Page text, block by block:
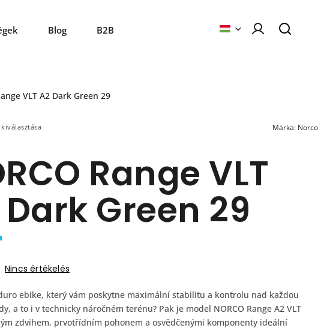
Blog B2B
VLT A2 Dark Green 29
Range VLT
Green 29
Nincs értékelés
ebike, který vám poskytne maximální stabilitu a kontrolu nad každou
a to i v technicky náročném terénu? Pak je model NORCO Range A2 VLT
zdvihem, prvotřídním pohonem a osvědčenými komponenty ideální
Márka: Norco